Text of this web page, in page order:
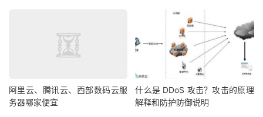
阿里云、腾讯云、西部数码云服
务器哪家便宜
什么是 DDoS 攻击？攻击的原理
解释和防护防御说明